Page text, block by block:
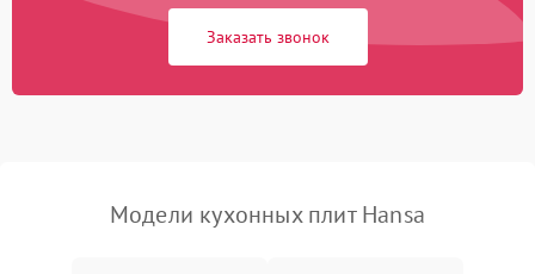
Заказать звонок
Модели кухонных плит Hansa